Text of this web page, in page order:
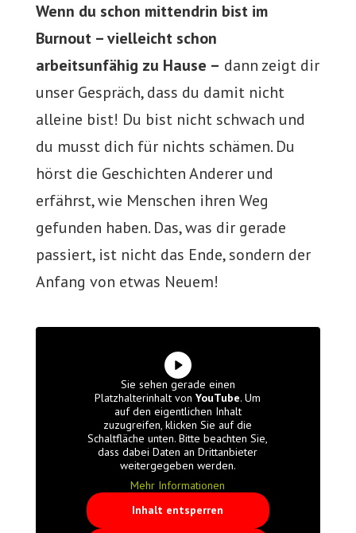
Wenn du schon mittendrin bist im
Burnout – vielleicht schon
arbeitsunfähig zu Hause – dann zeigt dir
unser Gespräch, dass du damit nicht
alleine bist! Du bist nicht schwach und
du musst dich für nichts schämen. Du
hörst die Geschichten Anderer und
erfährst, wie Menschen ihren Weg
gefunden haben. Das, was dir gerade
passiert, ist nicht das Ende, sondern der
Anfang von etwas Neuem!
Sie sehen gerade einen
Platzhalterinhalt vonYouTube. Um
auf den eigentlichen Inhalt
zuzugreifen, klicken Sie auf die
Schaltfläche unten. Bitte beachten Sie,
dass dabei Daten an Drittanbieter
weitergegeben werden.
Mehr Informationen
Inhalt entsperren